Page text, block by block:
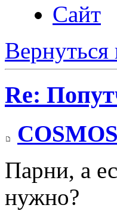
Сайт
Вернуться
Re:
COSMOS
Парни, а
нужно?